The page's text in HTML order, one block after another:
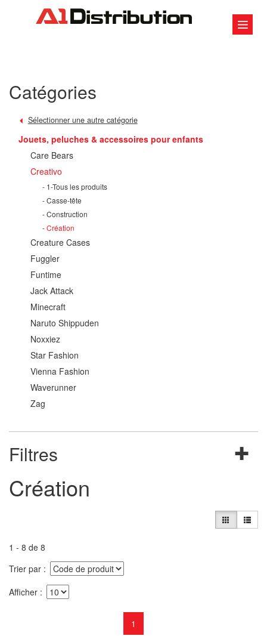
Catégories
Sélectionner une autre catégorie
Jouets, peluches & accessoires pour enfants
Care Bears
Creativo
1-Tous les produits
Casse-tête
Construction
Création
Creature Cases
Fuggler
Funtime
Jack Attack
Minecraft
Naruto Shippuden
Noxxiez
Star Fashion
Vienna Fashion
Waverunner
Zag
Filtres
Création
1 - 8 de 8
Trier par
Afficher
1